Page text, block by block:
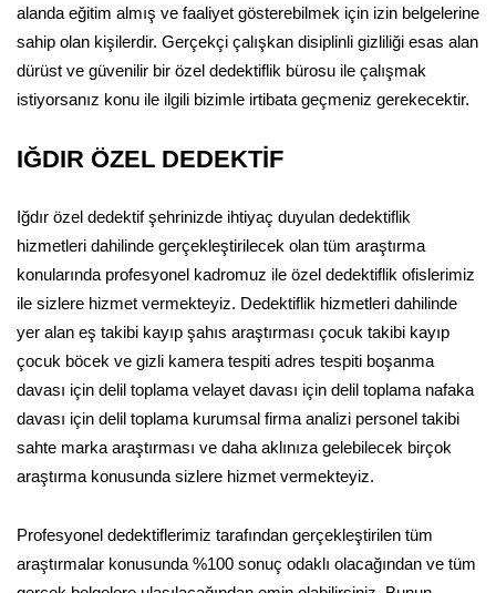
alanda eğitim almış ve faaliyet gösterebilmek için izin belgelerine
sahip olan kişilerdir. Gerçekçi çalışkan disiplinli gizliliği esas alan
dürüst ve güvenilir bir özel dedektiflik bürosu ile çalışmak
istiyorsanız konu ile ilgili bizimle irtibata geçmeniz gerekecektir.
IĞDIR ÖZEL DEDEKTİF
Iğdır özel dedektif şehrinizde ihtiyaç duyulan dedektiflik
hizmetleri dahilinde gerçekleştirilecek olan tüm araştırma
konularında profesyonel kadromuz ile özel dedektiflik ofislerimiz
ile sizlere hizmet vermekteyiz. Dedektiflik hizmetleri dahilinde
yer alan eş takibi kayıp şahıs araştırması çocuk takibi kayıp
çocuk böcek ve gizli kamera tespiti adres tespiti boşanma
davası için delil toplama velayet davası için delil toplama nafaka
davası için delil toplama kurumsal firma analizi personel takibi
sahte marka araştırması ve daha aklınıza gelebilecek birçok
araştırma konusunda sizlere hizmet vermekteyiz.
Profesyonel dedektiflerimiz tarafından gerçekleştirilen tüm
araştırmalar konusunda %100 sonuç odaklı olacağından ve tüm